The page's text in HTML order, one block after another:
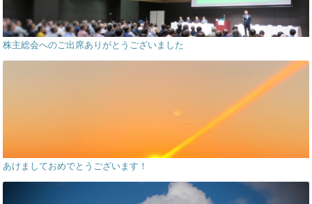
株主総会へのご出席ありがとうございました
あけましておめでとうございます！